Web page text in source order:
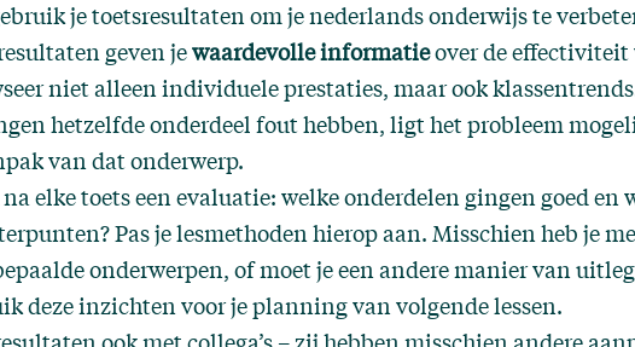
je toetsresultaten om je nederlands onderwijs te
geven jewaardevolle informatieover de effectiviteit
niet alleen individuele prestaties, maar ook
hetzelfde onderdeel fout hebben, ligt het probleem
van dat onderwerp.
elke toets een evaluatie: welke onderdelen gingen goed en
Pas je lesmethoden hierop aan. Misschien heb je
onderwerpen, of moet je een andere manier van
deze inzichten voor je planning van volgende lessen.